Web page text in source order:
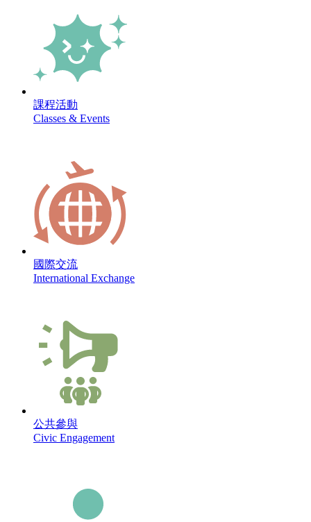
課程活動
Classes & Events
國際交流
International Exchange
公共參與
Civic Engagement